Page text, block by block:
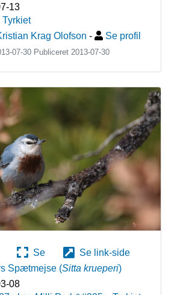
13
Tyrkiet
Krag Olofson - Se profil
07-30 Publiceret 2013-07-30
Se
Se link-side
Spætmejse (Sitta krueperi)
08